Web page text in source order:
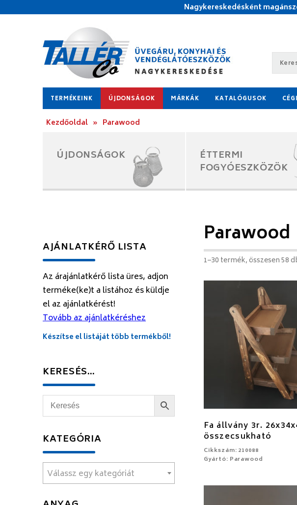
Nagykereskedésként
TERMÉKEINK ÚJDONSÁGOK MÁRKÁK KATALÓGUSOK
Kezdőoldal » Parawood
ÚJDONSÁGOK
ÉTTERMI
FOGYÓESZKÖZÖK
AJÁNLATKÉRŐ LISTA
Az árajánlatkérő lista üres, adjon
terméke(ke)t a listához és küldje
el az ajánlatkérést!
Tovább az ajánlatkéréshez
Készítse el listáját több termékből!
KERESÉS…
KATEGÓRIA
Válassz egy kategóriát
Parawood
1–30 termék, összesen 58
Fa állvány 3r.
összecsukható
Cikkszám: 210088
Gyártó: Parawood